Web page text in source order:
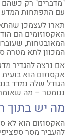
רק כשהם
התפתחות המדע
לעצמכן שהתאים
שעוברות
לתא מטרה
נרצה להגדיר
– מה שאומר
יש בתוך
הוא לא